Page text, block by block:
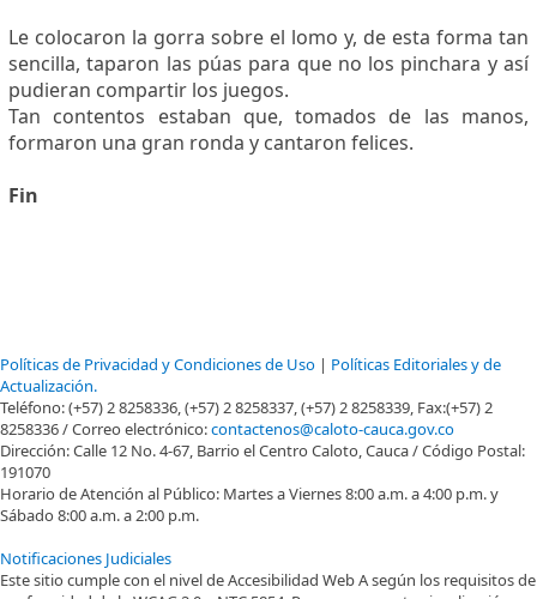
Le colocaron la gorra sobre el lomo y, de esta forma tan
sencilla, taparon las púas para que no los pinchara y así
pudieran compartir los juegos.​
Tan contentos estaban que, tomados de las manos,
formaron una gran ronda y cantaron felices.
Fin
Políticas de Privacidad y Condiciones de Uso | Políticas Editoriales y de
Actualización.
Teléfono: (+57) 2 8258336, (+57) 2 8258337, (+57) 2 8258339, Fax:(+57) 2
8258336 / Correo electrónico:contactenos@caloto-cauca.gov.co
Dirección: Calle 12 No. 4-67, Barrio el Centro Caloto, Cauca / Código Postal:
191070
Horario de Atención al Público: Martes a Viernes 8:00 a.m. a 4:00 p.m. y
Sábado 8:00 a.m. a 2:00 p.m.
Notificaciones Judiciales
Este sitio cumple con el nivel de Accesibilidad Web A según los requisitos de